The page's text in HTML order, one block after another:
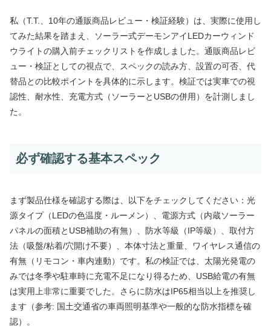
私（T.T.、10年の通販商品レビュー・検証経験）は、実際に使用し
てみた結果を踏まえ、ソーラー式デーモンアイLEDカーウィンド
ウライトの購入前チェックリストを作成しました。通販商品レビ
ュー・検証としての視点で、スペックの読み方、設置の可否、代
替品との比較ポイントを具体的に示します。検証では実車での視
認性、耐水性、充電方式（ソーラーとUSBの併用）を計測しまし
た。
必ず確認する基本スペック
まず製品仕様を確認する際は、以下をチェックしてください：光
源タイプ（LEDの色温度・ルーメン）、電源方式（内蔵ソーラー
パネルの面積とUSB補助の有無）、防水等級（IP等級）、取付方
法（吸盤/粘着/穴開け不要）、本体寸法と重量、ワイヤレス通信の
有無（リモコン・車内連動）です。私の検証では、太陽光発電の
みでは冬季や駐車時に充電不足になり得るため、USB給電の有無
は実用上非常に重要でした。さらに防水はIP65相当以上を推奨し
ます（参考: 国土交通省の車両照明基準や一般的な防水指標を確
認）。